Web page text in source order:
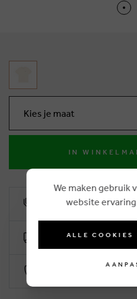
Kies je maat
IN
10% klantenkorting
Gratis levering vanaf
We maken gebruik
website
ALLE COOKIES